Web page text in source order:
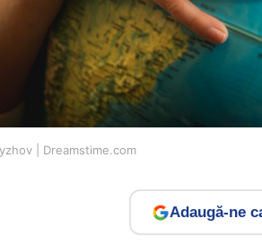
| Dreamstime.com
Adaugă-ne